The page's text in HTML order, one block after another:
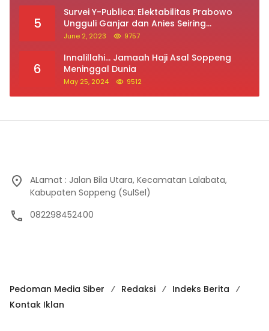
5
Survei Y-Publica: Elektabilitas Prabowo
Ungguli Ganjar dan Anies Seiring
Kepuasan Terhadap Jokowi Naik
June 2, 2023 9757
6
Innalillahi… Jamaah Haji Asal Soppeng
Meninggal Dunia
May 25, 2024 9512
ALamat : Jalan Bila Utara, Kecamatan Lalabata,
Kabupaten Soppeng (SulSel)
082298452400
Pedoman Media Siber Redaksi
Indeks Berita
Kontak Iklan